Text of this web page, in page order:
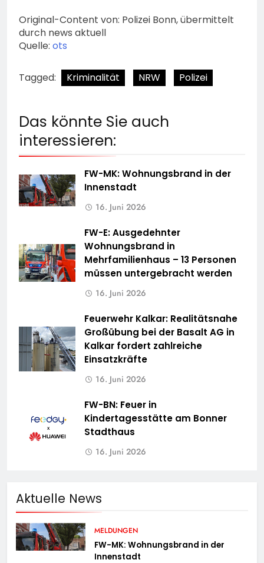
Original-Content von: Polizei Bonn, übermittelt
durch news aktuell
Quelle: ots
Tagged: Kriminalität NRW Polizei
Das könnte Sie auch
interessieren:
FW-MK: Wohnungsbrand in der
Innenstadt
16. Juni 2026
FW-E: Ausgedehnter
Wohnungsbrand in
Mehrfamilienhaus – 13 Personen
müssen untergebracht werden
16. Juni 2026
Feuerwehr Kalkar: Realitätsnahe
Großübung bei der Basalt AG in
Kalkar fordert zahlreiche
Einsatzkräfte
16. Juni 2026
FW-BN: Feuer in
Kindertagesstätte am Bonner
Stadthaus
16. Juni 2026
Aktuelle News
MELDUNGEN
FW-MK: Wohnungsbrand in der
Innenstadt